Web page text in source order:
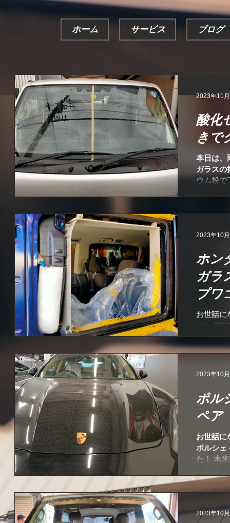
ホーム サービス ブログ
酸化
き
本日は、
ガラスの
ウム粉で
を維持す
2023年11
ホン
ガ
プワ
古ガ
お世話に
ホンダ
す。 ガ
注意の下
対応の高
2023年10
ポル
ペア
お世話に
ポルシェ
た！ 本
回緊張し
2023年10
2023年10